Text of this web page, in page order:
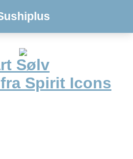
Sølv
Spirit Icons